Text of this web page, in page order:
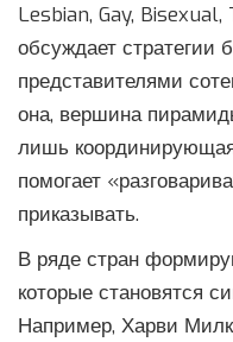
Lesbian, Gay,
обсуждает стратегии
представителями
она, вершина
лишь координирующая
помогает
приказывать.
В ряде стран
которые становятся
Например, Харви